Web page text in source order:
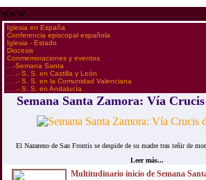
www
·Iglesia en España
·Conferencia episcopal española
·Iglesia - Estado
·Diocesis
·Conmemoraciones y eventos
· . .-Semana Santa
· . . .- S. S. en Castilla y León
· . . .- S. S. en la Comunidad Valenciana
· . . .- S. S. en Andalucía
Semana Santa Zamora: Vía
El Nazareno de San Frontis se despide de su madre tras teñir de
Leer más...
Multitudinario inicio de Semana